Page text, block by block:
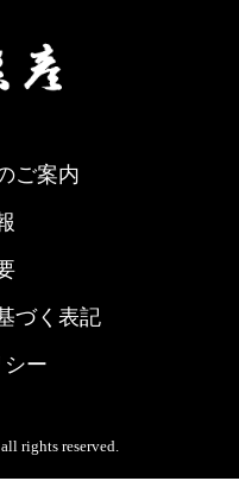
ご案内
づく表記
ー
rights reserved.